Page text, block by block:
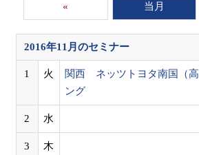
« 当月
2016年11月のセミナー
1 火
関西 ネッツトヨタ南国（
ング
2 水
3 木